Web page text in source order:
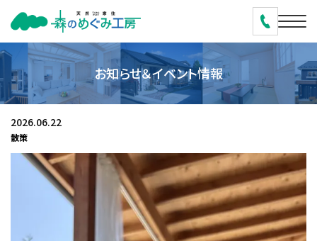
お知らせ＆イベント情報
2026.06.22
散策